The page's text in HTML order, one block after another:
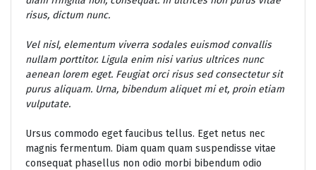
risus, dictum nunc.
Vel nisl, elementum viverra sodales euismod convallis
nullam porttitor. Ligula enim nisi varius ultrices nunc
aenean lorem eget. Feugiat orci risus sed consectetur sit
purus aliquam. Urna, bibendum aliquet mi et, proin etiam
vulputate.
Ursus commodo eget faucibus tellus. Eget netus nec
magnis fermentum. Diam quam quam suspendisse vitae
consequat phasellus non odio morbi bibendum odio